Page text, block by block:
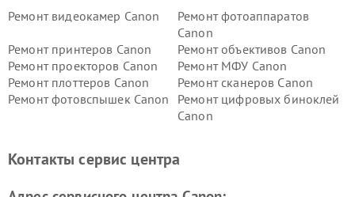
Ремонт видеокамер Canon
Ремонт фотоаппаратов
Canon
Ремонт принтеров Canon
Ремонт объективов Canon
Ремонт проекторов Canon
Ремонт МФУ Canon
Ремонт плоттеров Canon
Ремонт сканеров Canon
Ремонт фотовспышек Canon
Ремонт цифровых биноклей
Canon
Контакты сервис центра